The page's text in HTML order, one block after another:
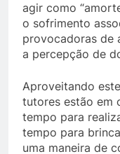
agir como
o sofrimento
provocadoras de
a percepção de
Aproveitando
tutores estão em
tempo para
tempo para
uma maneira de